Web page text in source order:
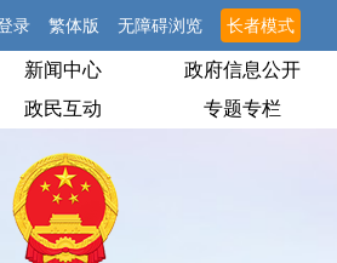
录 繁体版 无障碍浏览 长者模式
新闻中心
政府信息公开
政民互动 专题专栏